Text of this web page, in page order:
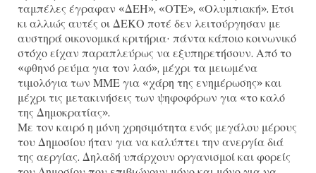
ταμπέλες έγραφαν «ΔΕΗ», «ΟΤΕ», «Ολυμπιακή». Ετσι
κι αλλιώς αυτές οι ΔΕΚΟ ποτέ δεν λειτούργησαν με
αυστηρά οικονομικά κριτήρια· πάντα κάποιο κοινωνικό
στόχο είχαν παραπλεύρως να εξυπηρετήσουν. Από το
«φθηνό ρεύμα για τον λαό», μέχρι τα μειωμένα
τιμολόγια των ΜΜΕ για «χάρη της ενημέρωσης» και
μέχρι τις μετακινήσεις των ψηφοφόρων για «το καλό
της Δημοκρατίας».
Με τον καιρό η μόνη χρησιμότητα ενός μεγάλου μέρους
του Δημοσίου ήταν για να καλύπτει την ανεργία διά
της αεργίας. Δηλαδή υπάρχουν οργανισμοί και φορείς